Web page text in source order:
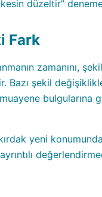
düzeltir”
Fark
zamanını,
Bazı şekil
bulgularına
yeni